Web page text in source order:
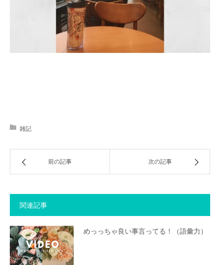
雑記
前の記事 次の記事
関連記事
めっっちゃ良い事言ってる！（語彙力）